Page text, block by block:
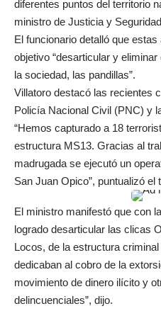
diferentes puntos del territorio
ministro de Justicia y
El funcionario detalló que
objetivo “desarticular y
la sociedad, las pandillas”.
Villatoro destacó las recientes
Policía Nacional Civil (PNC) y
“Hemos capturado a 18
estructura MS13. Gracias al
madrugada se ejecutó un
San Juan Opico”, puntualizó el
El ministro manifestó que con
logrado desarticular las clicas
Locos, de la estructura
dedicaban al cobro de la
movimiento de dinero ilícito y
delincuenciales”, dijo.